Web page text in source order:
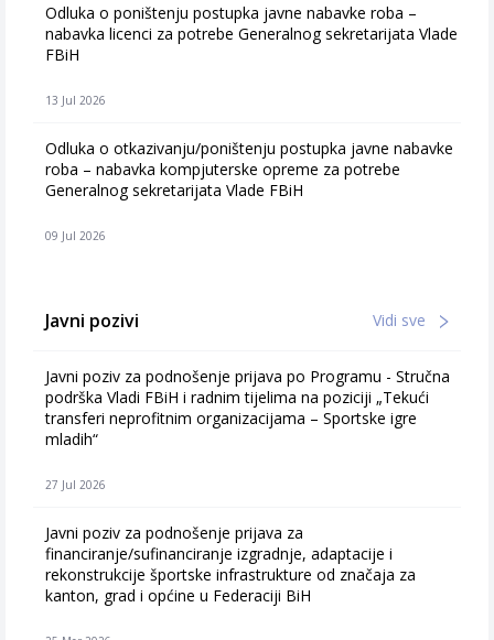
Odluka o poništenju postupka javne nabavke roba –
nabavka licenci za potrebe Generalnog sekretarijata Vlade
FBiH
13 Jul 2026
Odluka o otkazivanju/poništenju postupka javne nabavke
roba – nabavka kompjuterske opreme za potrebe
Generalnog sekretarijata Vlade FBiH
09 Jul 2026
Javni pozivi Vidi sve
Javni poziv za podnošenje prijava po Programu - Stručna
podrška Vladi FBiH i radnim tijelima na poziciji „Tekući
transferi neprofitnim organizacijama – Sportske igre
mladih“
27 Jul 2026
Javni poziv za podnošenje prijava za
financiranje/sufinanciranje izgradnje, adaptacije i
rekonstrukcije športske infrastrukture od značaja za
kanton, grad i općine u Federaciji BiH